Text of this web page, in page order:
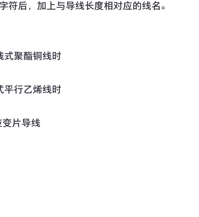
符后，加上与导线长度相对应的线名。
式聚酯铜线时
行乙烯线时
片导线